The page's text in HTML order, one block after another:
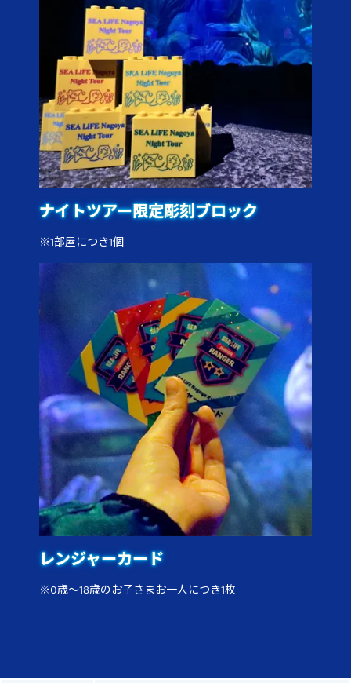
ナイトツアー限定彫刻ブロック
※1部屋につき1個
レンジャーカード
※0歳～18歳のお子さまお一人につき1枚